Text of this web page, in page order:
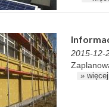
2015-12-
» więcej